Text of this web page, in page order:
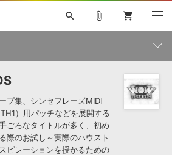
ト »
search
・レン V4X
MEIKO V3
TOONTRACK
SPITFIRE AUDIO
3 SERUM
ライセンスフリーBGM
そう
ボーカル抜き出し
DUBSTEP
TRANCE MUTANT
ROUTER.FM
attach_file shopping_cart
プ集、シンセフレーズMIDI
）用パッチなどを展開する
ごろなタイトルが多く、初め
際のお試し～実際のハウスト
ピレーションを授かるための